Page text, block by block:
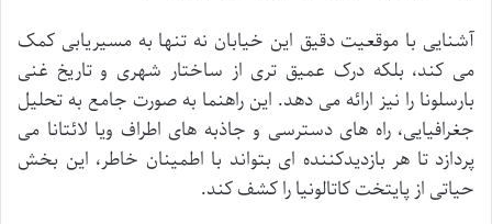
آشنایی با موقعیت دقیق این خیابان نه تنها به مسیریابی کمک
می کند، بلکه درک عمیق تری از ساختار شهری و تاریخ غنی
بارسلونا را نیز ارائه می دهد. این راهنما به صورت جامع به تحلیل
جغرافیایی، راه های دسترسی و جاذبه های اطراف ویا لائتانا می
پردازد تا هر بازدیدکننده ای بتواند با اطمینان خاطر، این بخش
حیاتی از پایتخت کاتالونیا را کشف کند.